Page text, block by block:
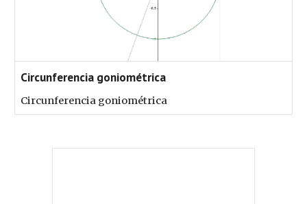
Circunferencia goniométrica
Circunferencia goniométrica